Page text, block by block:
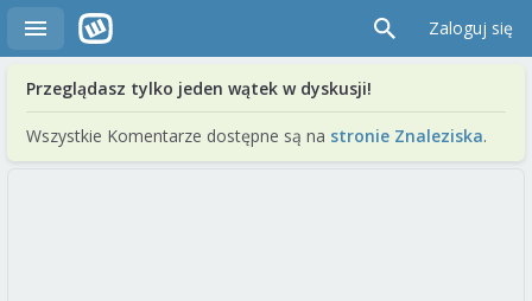
Zaloguj się
Przeglądasz tylko jeden wątek w dyskusji!
Wszystkie Komentarze dostępne są na stronie Znaleziska.